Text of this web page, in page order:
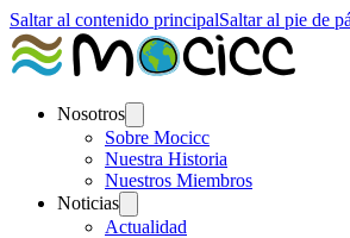
Saltar al contenido principalSaltar al pie de
Nosotros
Sobre Mocicc
Nuestra Historia
Nuestros Miembros
Noticias
Actualidad